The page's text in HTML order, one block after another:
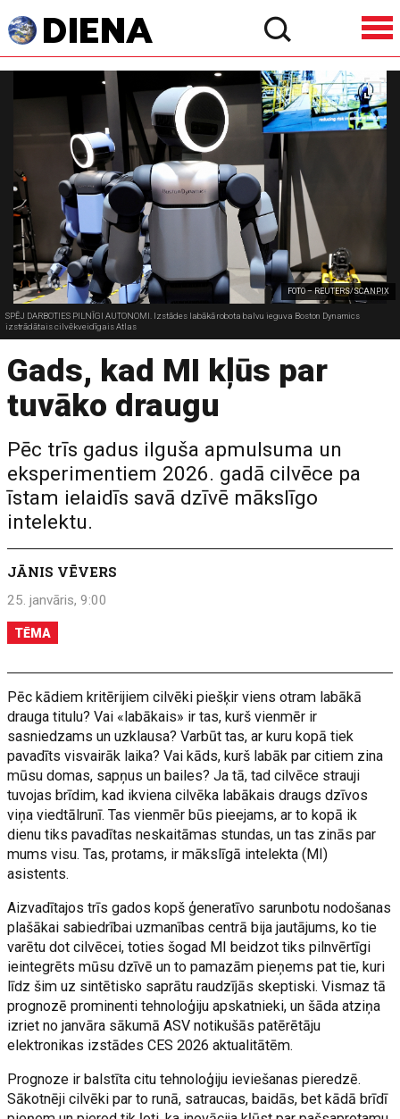
FOTO – REUTERS/SCANPIX
SPĒJ DARBOTIES PILNĪGI AUTONOMI. Izstādes labākā robota balvu ieguva Boston Dynamics
izstrādātais cilvēkveidīgais Atlas
Gads, kad MI kļūs par
tuvāko draugu
Pēc trīs gadus ilguša apmulsuma un
eksperimentiem 2026. gadā cilvēce pa
īstam ielaidīs savā dzīvē mākslīgo
intelektu.
JĀNIS VĒVERS
25. janvāris, 9:00
TĒMA
Pēc kādiem kritērijiem cilvēki piešķir viens otram labākā
drauga titulu? Vai «labākais» ir tas, kurš vienmēr ir
sasniedzams un uzklausa? Varbūt tas, ar kuru kopā tiek
pavadīts visvairāk laika? Vai kāds, kurš labāk par citiem zina
mūsu domas, sapņus un bailes? Ja tā, tad cilvēce strauji
tuvojas brīdim, kad ikviena cilvēka labākais draugs dzīvos
viņa viedtālrunī. Tas vienmēr būs pieejams, ar to kopā ik
dienu tiks pavadītas neskaitāmas stundas, un tas zinās par
mums visu. Tas, protams, ir mākslīgā intelekta (MI)
asistents.
Aizvadītajos trīs gados kopš ģeneratīvo sarunbotu nodošanas
plašākai sabiedrībai uzmanības centrā bija jautājums, ko tie
varētu dot cilvēcei, toties šogad MI beidzot tiks pilnvērtīgi
ieintegrēts mūsu dzīvē un to pamazām pieņems pat tie, kuri
līdz šim uz sintētisko saprātu raudzījās skeptiski. Vismaz tā
prognozē prominenti tehnoloģiju apskatnieki, un šāda atziņa
izriet no janvāra sākumā ASV notikušās patērētāju
elektronikas izstādes CES 2026 aktualitātēm.
Prognoze ir balstīta citu tehnoloģiju ieviešanas pieredzē.
Sākotnēji cilvēki par to runā, satraucas, baidās, bet kādā brīdī